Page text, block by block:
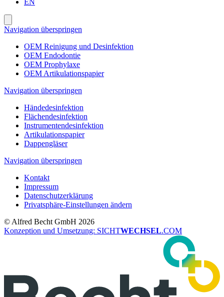
EN
Navigation überspringen
OEM Reinigung und Desinfektion
OEM Endodontie
OEM Prophylaxe
OEM Artikulationspapier
Navigation überspringen
Händedesinfektion
Flächendesinfektion
Instrumentendesinfektion
Artikulationspapier
Dappengläser
Navigation überspringen
Kontakt
Impressum
Datenschutzerklärung
Privatsphäre-Einstellungen ändern
© Alfred Becht GmbH 2026
Konzeption und Umsetzung: SICHTWECHSEL.COM